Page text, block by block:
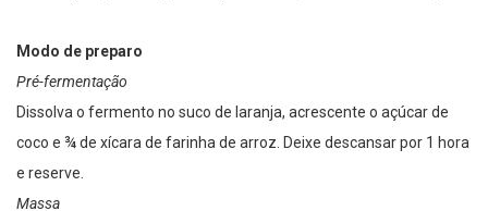
Modo de preparo
Pré-fermentação
Dissolva o fermento no suco de laranja, acrescente o açúcar de
coco e ¾ de xícara de farinha de arroz. Deixe descansar por 1 hora
e reserve.
Massa